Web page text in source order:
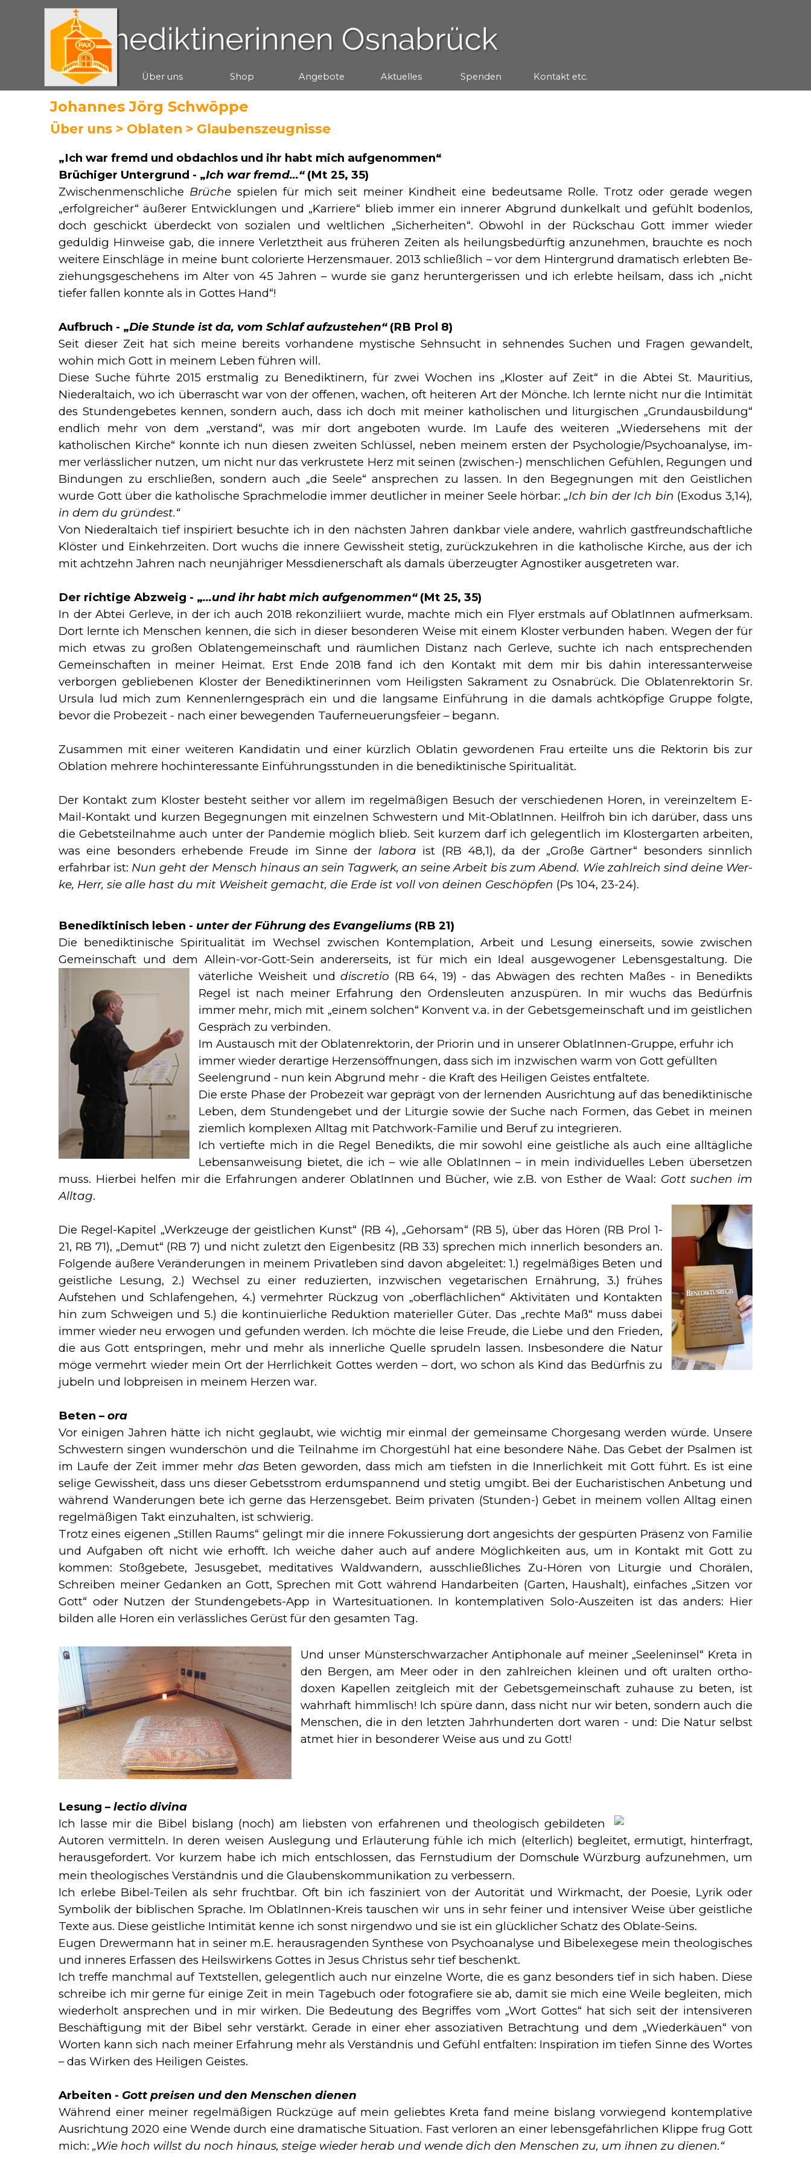
Menü überspringen
Start Über uns ▼
Shop ▼
Angebote ▼
Aktuelles ▼
Spenden Kontakt etc.
Johannes Jörg Schwöppe
Über uns > Oblaten > Glaubenszeugnisse
„Ich war fremd und obdachlos und ihr habt mich aufgenommen“
Brüchiger Untergrund - „Ich war fremd...“ (Mt 25, 35)
Zwischenmenschliche Brüche spielen für mich seit meiner Kindheit eine bedeutsame Rolle. Trotz oder gera­de wegen
„erfolg­reicher“ äußerer Entwicklungen und „Karriere“ blieb immer ein innerer Abgrund dun­kel­kalt und ge­fühlt bodenlos,
doch ge­schickt überdeckt von sozialen und weltlichen „Si­cher­hei­ten“. Obwohl in der Rückschau Gott immer wieder
geduldig Hinweise gab, die innere Verletztheit aus frü­he­ren Zei­ten als heilungsbedürftig anzunehmen, brauchte es noch
weitere Einschläge in meine bunt co­lo­rierte Her­zens­mauer. 2013 schließlich – vor dem Hintergrund dramatisch erlebten Be­
zie­hungs­ge­sche­hens im Alter von 45 Jahren – wurde sie ganz heruntergerissen und ich erlebte heilsam, dass ich „nicht
tiefer fallen konnte als in Gottes Hand“!
Aufbruch - „Die Stunde ist da, vom Schlaf aufzustehen“ (RB Prol 8)
Seit dieser Zeit hat sich meine bereits vorhandene mystische Sehnsucht in sehnendes Suchen und Fra­gen ge­wan­delt,
wohin mich Gott in meinem Leben führen will.
Diese Suche führte 2015 erstmalig zu Benediktinern, für zwei Wochen ins „Kloster auf Zeit“ in die Abtei St. Mau­ritius,
Niederaltaich, wo ich überrascht war von der offenen, wachen, oft heiteren Art der Mönche. Ich lernte nicht nur die Intimität
des Stundengebetes kennen, sondern auch, dass ich doch mit meiner ka­tho­lischen und liturgischen „Grundausbildung“
endlich mehr von dem „verstand“, was mir dort angeboten wurde. Im Laufe des weiteren „Wiedersehens mit der
katholischen Kirche“ konn­te ich nun diesen zweiten Schlüssel, neben meinem ersten der Psycholo­gie/Psy­cho­ana­ly­se, im­
mer verlässlicher nutzen, um nicht nur das verkrustete Herz mit seinen (zwischen-) menschlichen Ge­füh­len, Regungen und
Bindungen zu erschließen, sondern auch „die Seele“ ansprechen zu lassen. In den Be­gegnungen mit den Geistlichen
wurde Gott über die katholische Sprachmelodie immer deutlicher in mei­ner Seele hörbar: „Ich bin der Ich bin (Exodus 3,14),
in dem du gründest.“
Von Niederaltaich tief inspiriert besuchte ich in den nächsten Jahren dankbar viele andere, wahr­lich gastfreundschaftliche
Klöster und Einkehrzeiten. Dort wuchs die innere Gewissheit stetig, zurückzu­keh­ren in die katholische Kirche, aus der ich
mit achtzehn Jahren nach neunjähriger Messdie­ner­schaft als damals überzeugter Agnostiker ausgetreten war.
Der richtige Abzweig - „...und ihr habt mich aufgenommen“ (Mt 25, 35)
In der Abtei Gerleve, in der ich auch 2018 rekonziliiert wurde, machte mich ein Flyer erstmals auf Ob­la­tInnen aufmerksam.
Dort lernte ich Menschen kennen, die sich in die­ser be­sonderen Weise mit ei­nem Kloster verbunden haben. Wegen der für
mich et­was zu großen Oblatengemeinschaft und räum­lichen Distanz nach Gerleve, suchte ich nach entsprechenden
Gemeinschaften in meiner Heimat. Erst En­de 2018 fand ich den Kontakt mit dem mir bis dahin in­te­res­santerweise
verborgen gebliebenen Klo­ster der Benediktinerinnen vom Heiligsten Sakrament zu Os­na­brück. Die Obla­tenrektorin Sr.
Ursula lud mich zum Kennenlerngespräch ein und die langsame Einführung in die da­mals achtköpfige Gruppe folg­te,
bevor die Probezeit - nach einer bewegenden Tauferneuerungsfeier – be­gann.
Zusammen mit einer weiteren Kandidatin und einer kürzlich Oblatin gewordenen Frau erteilte uns die Rektorin bis zur
Oblation meh­re­re hochinteressante Ein­füh­rungs­stun­den in die benediktinische Spiri­tu­a­lität.
Der Kontakt zum Kloster besteht seither vor al­lem im regelmäßigen Besuch der ver­schie­de­nen Horen, in vereinzeltem E-
Mail-Kontakt und kurzen Begegnungen mit einzelnen Schwestern und Mit-­Obla­tIn­nen. Heilfroh bin ich darüber, dass uns
die Gebetsteilnahme auch unter der Pandemie mög­lich blieb. Seit kurzem darf ich gelegentlich im Klostergarten ar­beiten,
was eine besonders erhebende Freu­de im Sin­ne der labora ist (RB 48,1), da der „Große Gärt­ner“ besonders sinnlich
erfahrbar ist: Nun geht der Mensch hinaus an sein Tagwerk, an seine Arbeit bis zum Abend. Wie zahlreich sind deine Wer­
ke, Herr, sie alle hast du mit Weisheit gemacht, die Erde ist voll von deinen Geschöpfen (Ps 104, 23-24).
Benediktinisch leben - unter der Führung des Evangeliums (RB 21)
Die benediktinische Spiritualität im Wechsel zwischen Kontemplation, Arbeit und Lesung einer­seits, so­wie zwischen
Gemeinschaft und dem Allein-vor-Gott-Sein andererseits, ist für mich ein Ideal aus­ge­wo­gener Lebensgestaltung. Die
väterliche Weisheit unddiscretio (RB64, 19) - das Abwägen des rech­ten Maßes - in Be­nedikts
Regel ist nach meiner Erfahrung den Ordensleuten anzuspüren. In mir wuchs das Be­dürf­nis
immer mehr, mich mit „einem solchen“ Konvent v.a. in der Ge­bets­ge­mein­schaft und im geist­lichen
Gespräch zu verbinden.
Im Austausch mit der Oblatenrektorin, der Priorin und in unserer OblatIn­nen-Gruppe, erfuhr ich
immer wie­der derartige Herzens­öffnun­gen, dass sich im inzwischen warm von Gott gefüllten
Seelengrund - nun kein Abgrund mehr - die Kraft des Heiligen Geistes entfaltete.
Die erste Phase der Probezeit war geprägt von der lernenden Aus­rich­tung auf das bene­diktinische
Le­ben, dem Stundengebet und der Liturgie so­wie der Suche nach Formen, das Gebet in meinen
ziemlich kom­plexen All­tag mit Patchwork-Familie und Beruf zu integrieren.
Ich ver­tiefte mich in die Regel Benedikts, die mir sowohl eine geistliche als auch eine alltägliche
Le­bens­anweisung bietet, die ich – wie alle OblatInnen – in mein individuelles Leben übersetzen
muss. Hier­bei helfen mir die Erfahrungen anderer OblatInnen und Bücher, wie z.B. von Esther de Waal: Gott su­chen im
Alltag.
Die Regel-Kapitel „Werkzeuge der geistlichen Kunst“ (RB 4), „Gehorsam“ (RB 5), über das Hören (RB Prol 1-
21, RB 71), „Demut“ (RB 7) und nicht zuletzt den Ei­genbesitz (RB 33) sprechen mich innerlich besonders an.
Folgende äußere Veränderungen in meinem Privatleben sind davon abgeleitet: 1.) regelmäßiges Beten und
geistliche Lesung, 2.) Wech­sel zu einer reduzierten, inzwischen vege­ta­ri­schen Er­nährung, 3.) frühes
Aufstehen und Schla­fen­ge­hen, 4.) vermehrter Rückzug von „ober­fläch­li­chen“ Aktivitäten und Kontakten
hin zum Schweigen und 5.) die kontinuierliche Reduktion mate­riel­ler Gü­ter. Das „rechte Maß“ muss dabei
immer wieder neu erwogen und ge­funden wer­den. Ich möchte die lei­se Freude, die Liebe und den Frieden,
die aus Gott ent­springen, mehr und mehr als innerliche Quel­le sprudeln lassen. Ins­be­son­de­re die Na­tur
möge vermehrt wieder mein Ort der Herrlichkeit Got­tes wer­den – dort, wo schon als Kind das Be­dürf­nis zu
jubeln und lobpreisen in mei­nem Herzen war.
Beten –ora
Vor einigen Jahren hätte ich nicht geglaubt, wie wichtig mir einmal der gemeinsame Chorgesang wer­den würde. Unsere
Schwestern singen wunderschön und die Teilnahme im Chorgestühl hat eine be­son­de­re Nähe. Das Gebet der Psalmen ist
im Laufe der Zeit immer mehr dasBeten geworden, dass mich am tiefsten in die Innerlichkeit mit Gott führt. Es ist eine
selige Gewissheit, dass uns dieser Ge­bets­strom erdumspannend und stetig umgibt. Bei der Eucharistischen Anbetung und
während Wan­derun­gen bete ich gerne das Herzensgebet. Beim privaten (Stunden-) Gebet in meinem vollen Alltag ei­nen
regelmäßigen Takt einzuhalten, ist schwie­rig.
Trotz eines eigenen „Stillen Raums“ gelingt mir die innere Fokussierung dort angesichts der ge­spürten Prä­senz von Familie
und Aufgaben oft nicht wie erhofft. Ich weiche daher auch auf andere Mög­lich­kei­ten aus, um in Kontakt mit Gott zu
kommen: Stoßgebete, Jesusgebet, meditatives Waldwandern, aus­schließliches Zu-Hören von Liturgie und Chorälen,
Schreiben meiner Gedanken an Gott, Sprechen mit Gott während Handarbeiten (Garten, Haushalt), einfaches „Sitzen vor
Gott“ oder Nutzen der Stun­den­gebets-App in Wartesituationen. In kon­tem­pla­tiven Solo-Aus­zeiten ist das anders: Hier
bilden alle Ho­ren ein verlässliches Gerüst für den gesamten Tag.
Und unser Mün­ster­schwarzacher Antiphonale auf mei­ner „Seeleninsel“ Kreta in
den Bergen, am Meer oder in den zahlreichen klei­nen und oft uralten or­tho­
doxen Kapellen zeitgleich mit der Ge­bets­ge­mein­schaft zuhause zu beten, ist
wahr­haft himm­lisch! Ich spü­re dann, dass nicht nur wir beten, sondern auch die
Menschen, die in den letzten Jahrhunderten dort wa­ren - und: Die Natur selbst
at­met hier in be­son­de­rer Weise aus und zu Gott!
Lesung –lectio divina
Ich lasse mir die Bibel bislang (noch) am liebsten von erfahrenen und theologisch ge­bil­de­ten
Autoren ver­mitteln. In deren weisen Auslegung und Erläuterung fühle ich mich (elterlich) begleitet, er­mu­tigt, hin­terfragt,
herausgefordert. Vor kurzem habe ich mich entschlossen, das Fernstudium der Dom­schu­le Würzburg aufzunehmen, um
mein theologisches Verständnis und die Glaubens­kom­mu­ni­ka­tion zu ver­bessern.
Ich erlebe Bibel-Teilen als sehr fruchtbar. Oft bin ich fasziniert von der Autorität und Wirkmacht, der Poe­sie, Lyrik oder
Symbolik der bibli­schen Sprache. Im OblatInnen-Kreis tauschen wir uns in sehr fei­ner und intensiver Weise über geistliche
Texte aus. Diese geist­li­che Intimität kenne ich sonst nir­gend­wo und sie ist ein glück­li­cher Schatz des Oblate-Seins.
Eugen Drewermann hat in seiner m.E. herausragenden Synthese von Psychoanalyse und Bibelexegese mein theo­logisches
und inneres Erfassen des Heilswirkens Gottes in Jesus Christus sehr tief beschenkt.
Ich treffe manchmal auf Textstellen, gelegentlich auch nur ein­zel­ne Worte, die es ganz besonders tief in sich ha­ben. Diese
schrei­be ich mir gerne für einige Zeit in mein Tagebuch oder foto­gra­fie­re sie ab, damit sie mich eine Wei­le begleiten, mich
wiederholt an­sprechen und in mir wirken. Die Bedeutung des Begriffes vom „Wort Got­tes“ hat sich seit der intensiveren
Beschäftigung mit der Bibel sehr verstärkt. Gerade in einer eher assoziativen Be­trach­tung und dem „Wiederkäuen“ von
Worten kann sich nach mei­ner Erfahrung mehr als Verständnis und Gefühl entfalten: In­spi­ration im tiefen Sinne des Wortes
– das Wirken des Heiligen Geistes.
Arbeiten - Gott preisen und den Menschen dienen
Während einer meiner regelmäßigen Rückzüge auf mein geliebtes Kreta fand meine bislang vor­wie­gend kon­tem­pla­ti­ve
Ausrichtung 2020 eine Wende durch eine dramatische Situation. Fast ver­lo­ren an ei­ner lebensgefährlichen Klippe frug Gott
mich:„Wie hoch willst du noch hinaus, steige wieder herab und wende dich den Menschen zu, um ihnen zu dienen.“